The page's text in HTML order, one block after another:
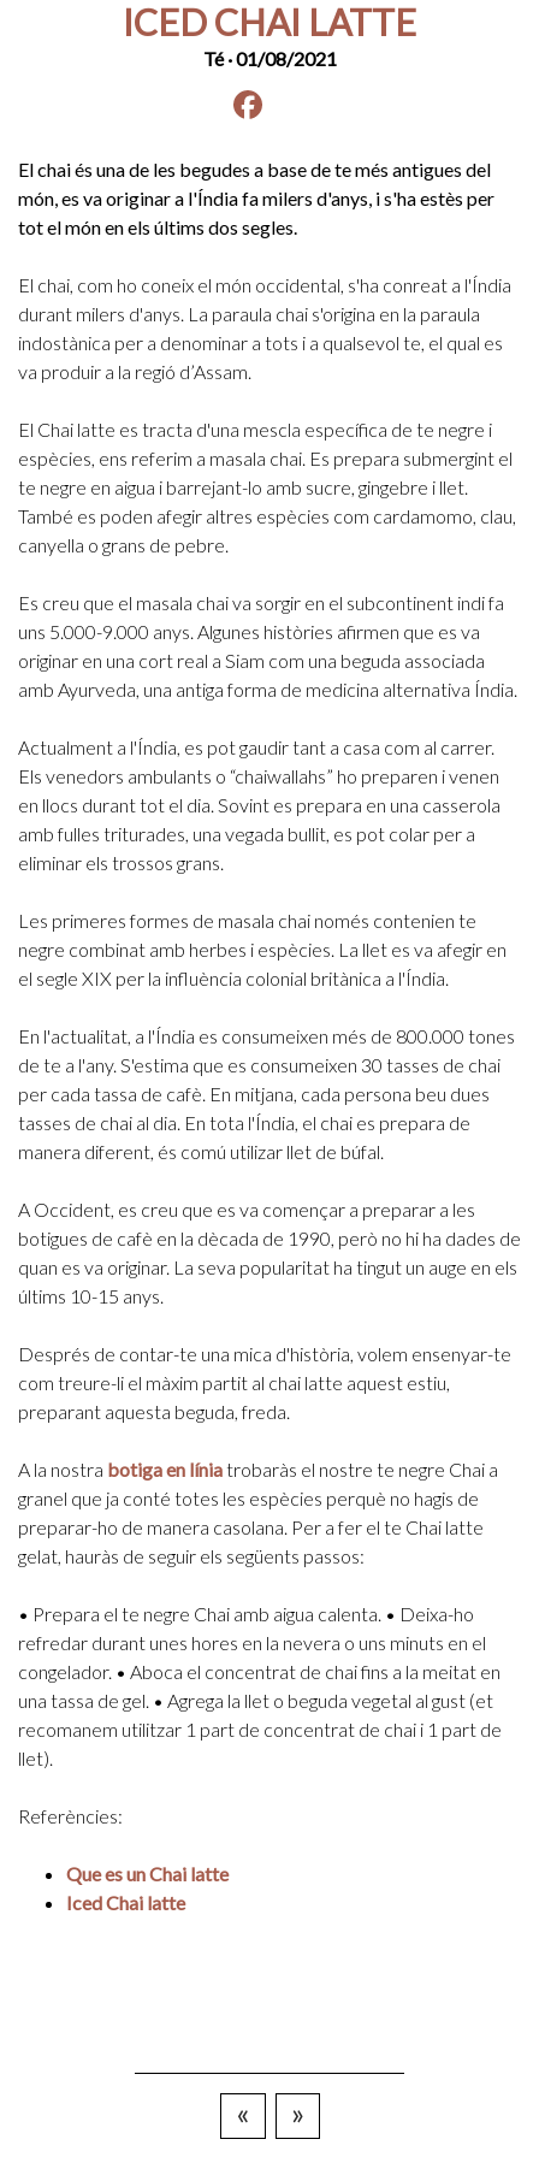
ICED CHAI LATTE
Té· 01/08/2021
El chai és una de les begudes a base de te més antigues del
món, es va originar a l'Índia fa milers d'anys, i s'ha estès per
tot el món en els últims dos segles.
El chai, com ho coneix el món occidental, s'ha conreat a l'Índia
durant milers d'anys. La paraula chai s'origina en la paraula
indostànica per a denominar a tots i a qualsevol te, el qual es
va produir a la regió d’Assam.
El Chai latte es tracta d'una mescla específica de te negre i
espècies, ens referim a masala chai. Es prepara submergint el
te negre en aigua i barrejant-lo amb sucre, gingebre i llet.
També es poden afegir altres espècies com cardamomo, clau,
canyella o grans de pebre.
Es creu que el masala chai va sorgir en el subcontinent indi fa
uns 5.000-9.000 anys. Algunes històries afirmen que es va
originar en una cort real a Siam com una beguda associada
amb Ayurveda, una antiga forma de medicina alternativa Índia.
Actualment a l'Índia, es pot gaudir tant a casa com al carrer.
Els venedors ambulants o “chaiwallahs” ho preparen i venen
en llocs durant tot el dia. Sovint es prepara en una casserola
amb fulles triturades, una vegada bullit, es pot colar per a
eliminar els trossos grans.
Les primeres formes de masala chai només contenien te
negre combinat amb herbes i espècies. La llet es va afegir en
el segle XIX per la influència colonial britànica a l'Índia.
En l'actualitat, a l'Índia es consumeixen més de 800.000 tones
de te a l'any. S'estima que es consumeixen 30 tasses de chai
per cada tassa de cafè. En mitjana, cada persona beu dues
tasses de chai al dia. En tota l'Índia, el chai es prepara de
manera diferent, és comú utilizar llet de búfal.
A Occident, es creu que es va començar a preparar a les
botigues de cafè en la dècada de 1990, però no hi ha dades de
quan es va originar. La seva popularitat ha tingut un auge en els
últims 10-15 anys.
Després de contar-te una mica d'història, volem ensenyar-te
com treure-li el màxim partit al chai latte aquest estiu,
preparant aquesta beguda, freda.
A la nostra botiga en líniatrobaràs el nostre te negre Chai a
granel que ja conté totes les espècies perquè no hagis de
preparar-ho de manera casolana. Per a fer el te Chai latte
gelat, hauràs de seguir els següents passos:
• Prepara el te negre Chai amb aigua calenta. • Deixa-ho
refredar durant unes hores en la nevera o uns minuts en el
congelador. • Aboca el concentrat de chai fins a la meitat en
una tassa de gel. • Agrega la llet o beguda vegetal al gust (et
recomanem utilitzar 1 part de concentrat de chai i 1 part de
llet).
Referències:
Que es un Chai latte
Iced Chai latte
« »